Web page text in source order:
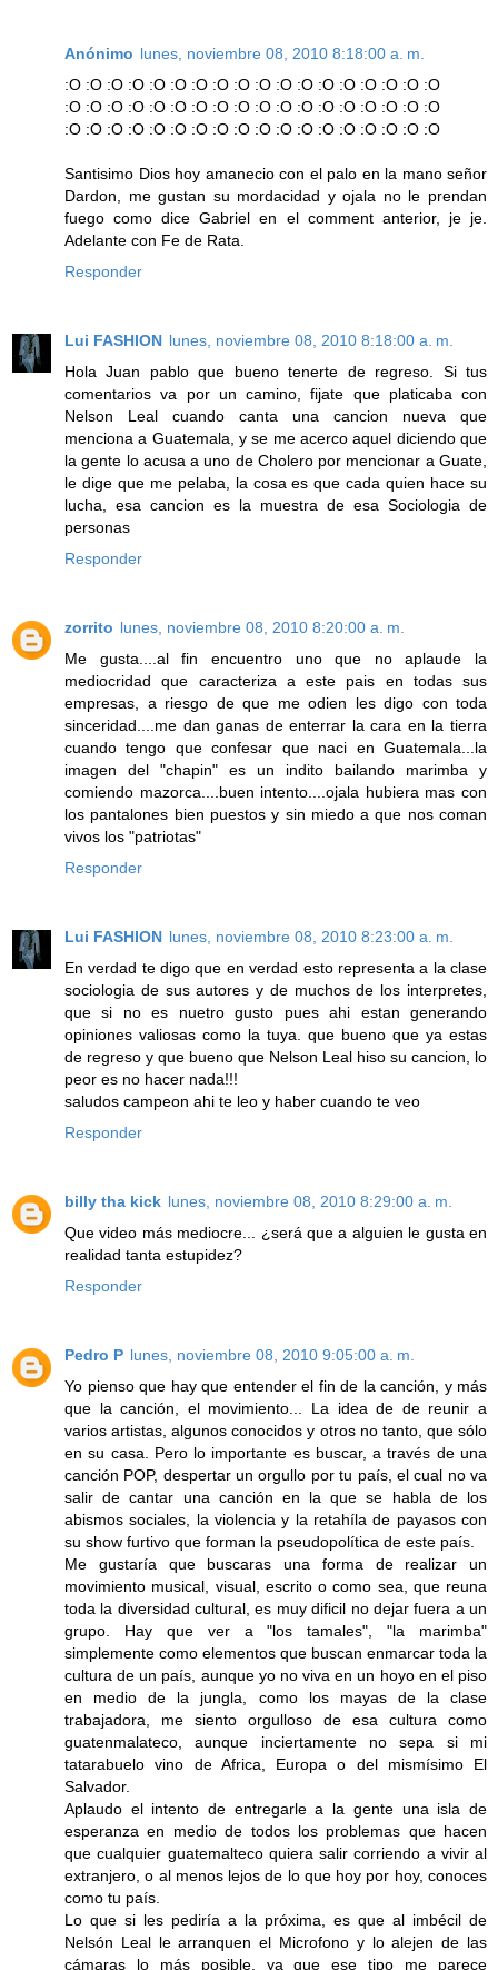
Anónimo lunes, noviembre 08, 2010 8:18:00 a. m.
:O :O :O :O :O :O :O :O :O :O :O :O :O :O :O :O :O :O
:O :O :O :O :O :O :O :O :O :O :O :O :O :O :O :O :O :O
:O :O :O :O :O :O :O :O :O :O :O :O :O :O :O :O :O :O
Santisimo Dios hoy amanecio con el palo en la mano señor
Dardon, me gustan su mordacidad y ojala no le prendan
fuego como dice Gabriel en el comment anterior, je je.
Adelante con Fe de Rata.
Responder
Lui FASHION lunes, noviembre 08, 2010 8:18:00 a. m.
Hola Juan pablo que bueno tenerte de regreso. Si tus
comentarios va por un camino, fijate que platicaba con
Nelson Leal cuando canta una cancion nueva que
menciona a Guatemala, y se me acerco aquel diciendo que
la gente lo acusa a uno de Cholero por mencionar a Guate,
le dige que me pelaba, la cosa es que cada quien hace su
lucha, esa cancion es la muestra de esa Sociologia de
personas
Responder
zorrito lunes, noviembre 08, 2010 8:20:00 a. m.
Me gusta....al fin encuentro uno que no aplaude la
mediocridad que caracteriza a este pais en todas sus
empresas, a riesgo de que me odien les digo con toda
sinceridad....me dan ganas de enterrar la cara en la tierra
cuando tengo que confesar que naci en Guatemala...la
imagen del "chapin" es un indito bailando marimba y
comiendo mazorca....buen intento....ojala hubiera mas con
los pantalones bien puestos y sin miedo a que nos coman
vivos los "patriotas"
Responder
Lui FASHION lunes, noviembre 08, 2010 8:23:00 a. m.
En verdad te digo que en verdad esto representa a la clase
sociologia de sus autores y de muchos de los interpretes,
que si no es nuetro gusto pues ahi estan generando
opiniones valiosas como la tuya. que bueno que ya estas
de regreso y que bueno que Nelson Leal hiso su cancion, lo
peor es no hacer nada!!!
saludos campeon ahi te leo y haber cuando te veo
Responder
billy tha kick lunes, noviembre 08, 2010 8:29:00 a. m.
Que video más mediocre... ¿será que a alguien le gusta en
realidad tanta estupidez?
Responder
Pedro P lunes, noviembre 08, 2010 9:05:00 a. m.
Yo pienso que hay que entender el fin de la canción, y más
que la canción, el movimiento... La idea de de reunir a
varios artistas, algunos conocidos y otros no tanto, que sólo
en su casa. Pero lo importante es buscar, a través de una
canción POP, despertar un orgullo por tu país, el cual no va
salir de cantar una canción en la que se habla de los
abismos sociales, la violencia y la retahíla de payasos con
su show furtivo que forman la pseudopolítica de este país.
Me gustaría que buscaras una forma de realizar un
movimiento musical, visual, escrito o como sea, que reuna
toda la diversidad cultural, es muy dificil no dejar fuera a un
grupo. Hay que ver a "los tamales", "la marimba"
simplemente como elementos que buscan enmarcar toda la
cultura de un país, aunque yo no viva en un hoyo en el piso
en medio de la jungla, como los mayas de la clase
trabajadora, me siento orgulloso de esa cultura como
guatenmalateco, aunque inciertamente no sepa si mi
tatarabuelo vino de Africa, Europa o del mismísimo El
Salvador.
Aplaudo el intento de entregarle a la gente una isla de
esperanza en medio de todos los problemas que hacen
que cualquier guatemalteco quiera salir corriendo a vivir al
extranjero, o al menos lejos de lo que hoy por hoy, conoces
como tu país.
Lo que si les pediría a la próxima, es que al imbécil de
Nelsón Leal le arranquen el Microfono y lo alejen de las
cámaras lo más posible, ya que ese tipo me parece